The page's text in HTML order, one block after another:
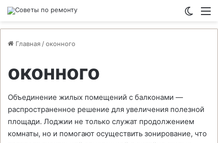
Главная /оконного
оконного
Объединение жилых помещений с балконами —
распространенное решение для увеличения полезной
площади. Лоджии не только служат продолжением
комнаты, но и помогают осуществить зонирование, что